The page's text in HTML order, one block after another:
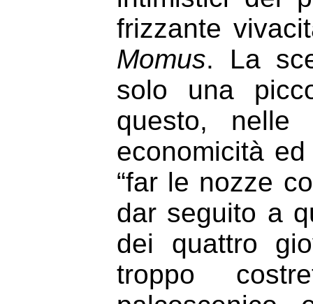
frizzante
Momus. La
solo una
questo,
economicità
“far le nozze
dar seguito a
dei quattro
troppo